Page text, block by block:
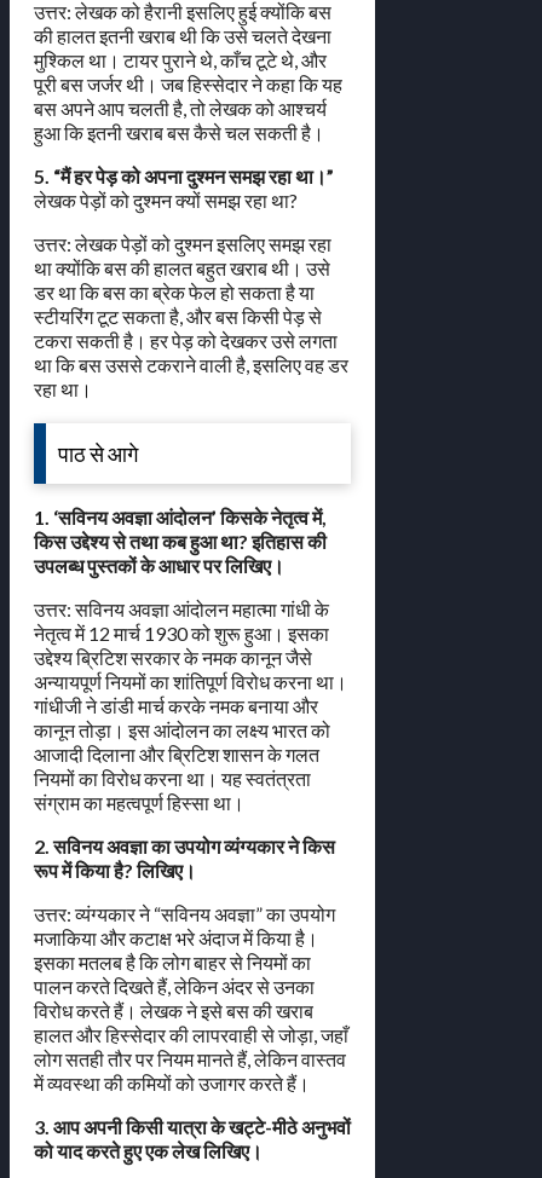
उत्तर: लेखक को हैरानी इसलिए हुई क्योंकि बस
की हालत इतनी खराब थी कि उसे चलते देखना
मुश्किल था। टायर पुराने थे, काँच टूटे थे, और
पूरी बस जर्जर थी। जब हिस्सेदार ने कहा कि यह
बस अपने आप चलती है, तो लेखक को आश्चर्य
हुआ कि इतनी खराब बस कैसे चल सकती है।
5. “मैं हर पेड़ को अपना दुश्मन समझ रहा था।”
लेखक पेड़ों को दुश्मन क्यों समझ रहा था?
उत्तर: लेखक पेड़ों को दुश्मन इसलिए समझ रहा
था क्योंकि बस की हालत बहुत खराब थी। उसे
डर था कि बस का ब्रेक फेल हो सकता है या
स्टीयरिंग टूट सकता है, और बस किसी पेड़ से
टकरा सकती है। हर पेड़ को देखकर उसे लगता
था कि बस उससे टकराने वाली है, इसलिए वह डर
रहा था।
पाठ से आगे
1. ‘सविनय अवज्ञा आंदोलन’ किसके नेतृत्व में,
किस उद्देश्य से तथा कब हुआ था? इतिहास की
उपलब्ध पुस्तकों के आधार पर लिखिए।
उत्तर: सविनय अवज्ञा आंदोलन महात्मा गांधी के
नेतृत्व में 12 मार्च 1930 को शुरू हुआ। इसका
उद्देश्य ब्रिटिश सरकार के नमक कानून जैसे
अन्यायपूर्ण नियमों का शांतिपूर्ण विरोध करना था।
गांधीजी ने डांडी मार्च करके नमक बनाया और
कानून तोड़ा। इस आंदोलन का लक्ष्य भारत को
आजादी दिलाना और ब्रिटिश शासन के गलत
नियमों का विरोध करना था। यह स्वतंत्रता
संग्राम का महत्वपूर्ण हिस्सा था।
2. सविनय अवज्ञा का उपयोग व्यंग्यकार ने किस
रूप में किया है? लिखिए।
उत्तर: व्यंग्यकार ने “सविनय अवज्ञा” का उपयोग
मजाकिया और कटाक्ष भरे अंदाज में किया है।
इसका मतलब है कि लोग बाहर से नियमों का
पालन करते दिखते हैं, लेकिन अंदर से उनका
विरोध करते हैं। लेखक ने इसे बस की खराब
हालत और हिस्सेदार की लापरवाही से जोड़ा, जहाँ
लोग सतही तौर पर नियम मानते हैं, लेकिन वास्तव
में व्यवस्था की कमियों को उजागर करते हैं।
3. आप अपनी किसी यात्रा के खट्टे-मीठे अनुभवों
को याद करते हुए एक लेख लिखिए।